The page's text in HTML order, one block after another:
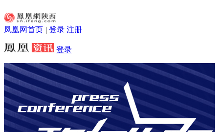
凤凰网首页 | 登录 注册
登录